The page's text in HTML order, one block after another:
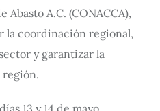
A.C. (CONACCA),
la coordinación regional,
y garantizar la
región.
13 y 14 de mayo,